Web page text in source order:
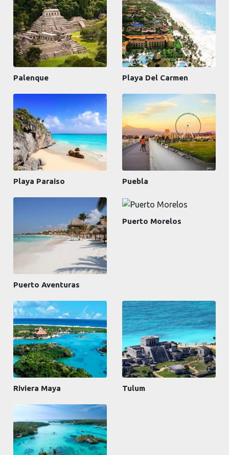
Palenque Playa Del Carmen
Playa Paraiso Puebla
Puerto Aventuras
Puerto Morelos
Riviera Maya Tulum